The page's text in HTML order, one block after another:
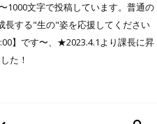
1000文字で投稿しています。普通の
長する"生の"姿を応援してください
】です〜、★2023.4.1より課長に昇
た！